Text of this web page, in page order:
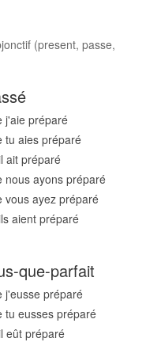
(present, passe,
j'aie préparé
tu aies préparé
ait préparé
nous ayons préparé
vous ayez préparé
aient préparé
que-parfait
j'eusse préparé
tu eusses préparé
eût préparé